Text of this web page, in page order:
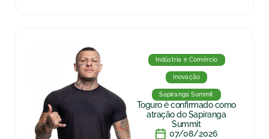
Indústria e Comércio
Inovação
Sapiranga Summit
Toguro é confirmado como
atração do Sapiranga
Summit
07/08/2026